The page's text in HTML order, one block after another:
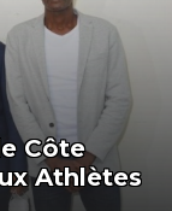
Côte
Athlètes